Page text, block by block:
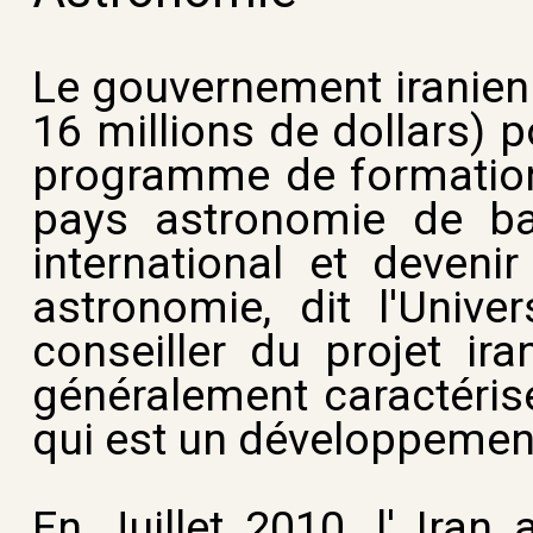
Le gouvernement
16 millions de dollars)
programme de
pays astronomie de
international et
astronomie, dit
conseiller du projet
généralement
qui est un